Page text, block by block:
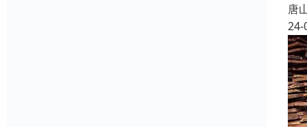
唐
24-